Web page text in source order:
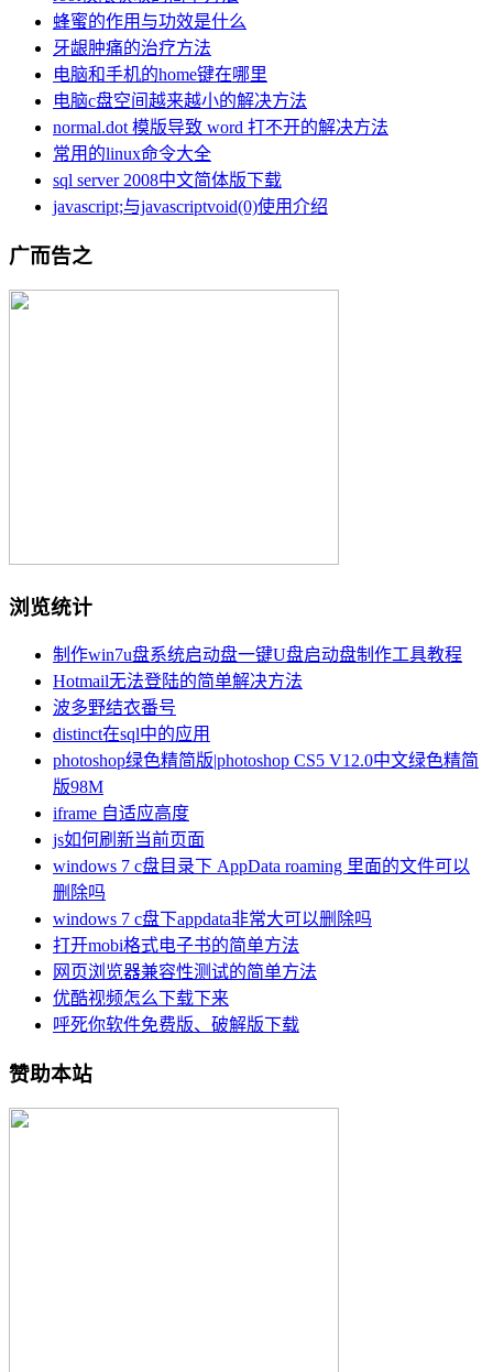
蜂蜜的作用与功效是什么
牙龈肿痛的治疗方法
电脑和手机的home键在哪里
电脑c盘空间越来越小的解决方法
normal.dot 模版导致 word 打不开的解决方法
常用的linux命令大全
sql server 2008中文简体版下载
javascript;与javascriptvoid(0)使用介绍
广而告之
浏览统计
制作win7u盘系统启动盘一键U盘启动盘制作工具教程
Hotmail无法登陆的简单解决方法
波多野结衣番号
distinct在sql中的应用
photoshop绿色精简版|photoshop CS5 V12.0中文绿色精简
版98M
iframe 自适应高度
js如何刷新当前页面
windows 7 c盘目录下 AppData roaming 里面的文件可以
删除吗
windows 7 c盘下appdata非常大可以删除吗
打开mobi格式电子书的简单方法
网页浏览器兼容性测试的简单方法
优酷视频怎么下载下来
呼死你软件免费版、破解版下载
赞助本站